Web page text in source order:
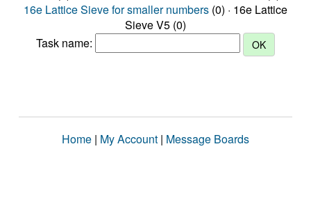
16e Lattice Sieve for smaller numbers (0) · 16e Lattice
Sieve V5 (0)
Task name:
Home | My Account | Message Boards